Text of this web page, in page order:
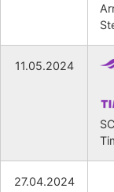
11.05.2024
27.04.2024